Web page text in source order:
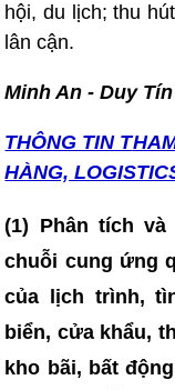
hội, du lịch; thu
lân cận.
Minh An - Duy
THÔNG TIN T
HÀNG,
(1) Phân tích
chuỗi cung ứng
của lịch trình,
biển, cửa khẩu,
kho bãi, bất